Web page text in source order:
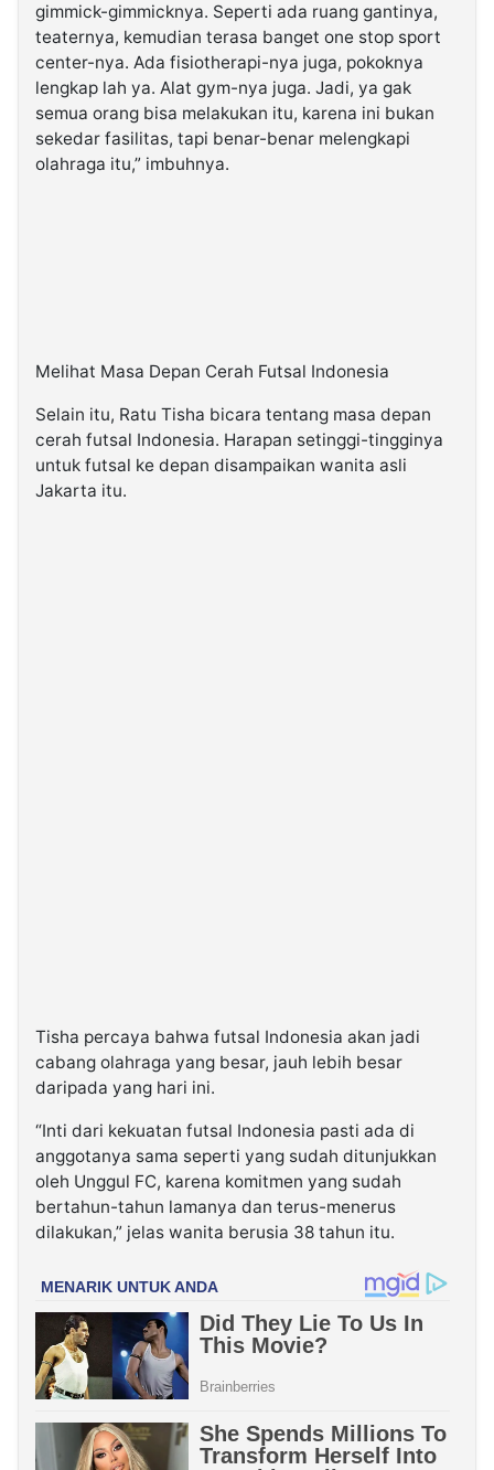
gimmick-gimmicknya. Seperti ada ruang gantinya,
teaternya, kemudian terasa banget one stop sport
center-nya. Ada fisiotherapi-nya juga, pokoknya
lengkap lah ya. Alat gym-nya juga. Jadi, ya gak
semua orang bisa melakukan itu, karena ini bukan
sekedar fasilitas, tapi benar-benar melengkapi
olahraga itu,” imbuhnya.
Melihat Masa Depan Cerah Futsal Indonesia
Selain itu, Ratu Tisha bicara tentang masa depan
cerah futsal Indonesia. Harapan setinggi-tingginya
untuk futsal ke depan disampaikan wanita asli
Jakarta itu.
Tisha percaya bahwa futsal Indonesia akan jadi
cabang olahraga yang besar, jauh lebih besar
daripada yang hari ini.
“Inti dari kekuatan futsal Indonesia pasti ada di
anggotanya sama seperti yang sudah ditunjukkan
oleh Unggul FC, karena komitmen yang sudah
bertahun-tahun lamanya dan terus-menerus
dilakukan,” jelas wanita berusia 38 tahun itu.